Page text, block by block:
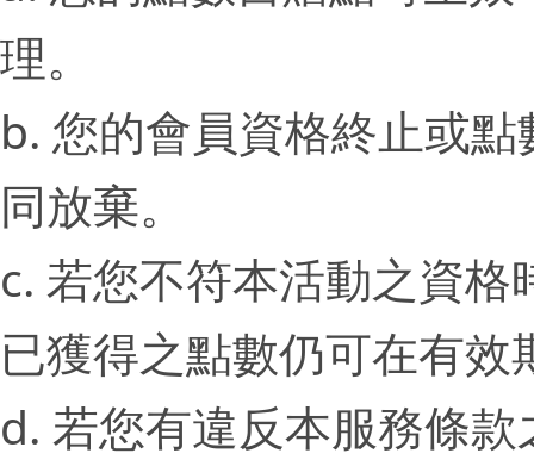
理。
b. 您的會員資格終止或
同放棄。
c. 若您不符本活動之資
已獲得之點數仍可在有效
d. 若您有違反本服務條